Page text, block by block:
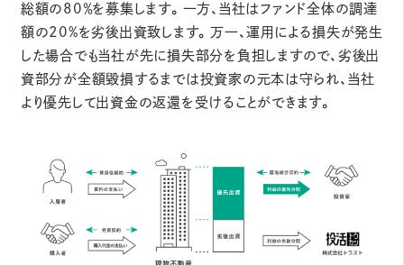
総額の80％を募集します。⼀⽅、当社はファンド全体の調達
額の20%を劣後出資致します。万⼀、運⽤による損失が発⽣
した場合でも当社が先に損失部分を負担しますので、劣後出
資部分が全額毀損するまでは投資家の元本は守られ、当社
より優先して出資⾦の返還を受けることができます。